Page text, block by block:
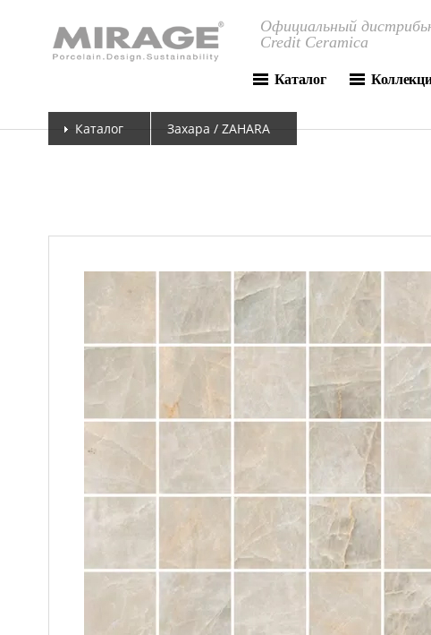
Официальный
Credit Ceramica
Каталог
Каталог Захара / ZAHARA